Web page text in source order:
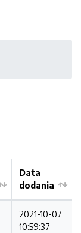
Data
dodania
2021-10-07
10:59:37